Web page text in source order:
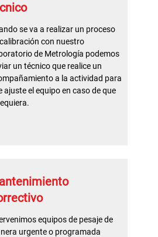
se va a realizar un proceso
con nuestro
de Metrología podemos
un técnico que realice un
a la actividad para
ajuste el equipo en caso de que
equipos de pesaje de
urgente o programada